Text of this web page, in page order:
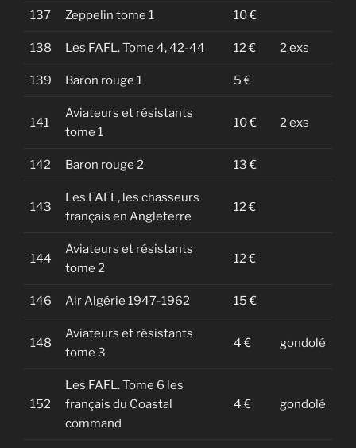
137 Zeppelin tome 1 10 €
138 Les FAFL. Tome 4, 42-44 12 € 2 exs
139 Baron rouge 1 5 €
141
Aviateurs et résistants
tome 1
10 € 2 exs
142 Baron rouge 2 13 €
143
Les FAFL, les chasseurs
français en Angleterre
12 €
144
Aviateurs et résistants
tome 2
12 €
146 Air Algérie 1947-1962 15 €
148
Aviateurs et résistants
tome 3
4 € gondolé
152
Les FAFL. Tome 6 les
français du Coastal
command
4 € gondolé